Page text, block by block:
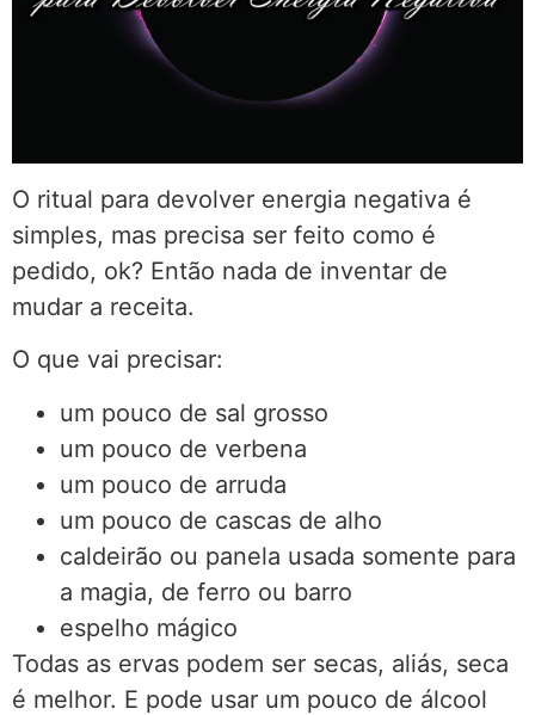
O ritual para devolver energia negativa é
simples, mas precisa ser feito como é
pedido, ok? Então nada de inventar de
mudar a receita.
O que vai precisar:
um pouco de sal grosso
um pouco de verbena
um pouco de arruda
um pouco de cascas de alho
caldeirão ou panela usada somente para
a magia, de ferro ou barro
espelho mágico
Todas as ervas podem ser secas, aliás, seca
é melhor. E pode usar um pouco de álcool